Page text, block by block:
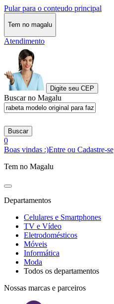
Pular para o conteudo principal
Tem no magalu
Atendimento
Digite seu CEP
Buscar no Magalu
Buscar
0
Boas vindas :)Entre ou Cadastre-se
Tem no Magalu
Departamentos
Celulares e Smartphones
TV e Vídeo
Eletrodomésticos
Móveis
Informática
Moda
Todos os departamentos
Nossas marcas e parceiros